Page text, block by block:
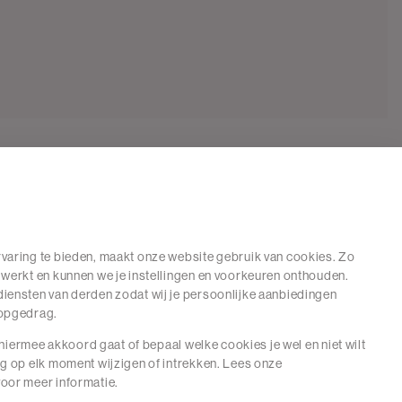
te bieden, maakt onze website gebruik van cookies. Zo
en kunnen we je instellingen en voorkeuren onthouden.
van derden zodat wij je persoonlijke aanbiedingen
akkoord gaat of bepaal welke cookies je wel en niet wilt
op elk moment wijzigen of intrekken. Lees onze
meer informatie.